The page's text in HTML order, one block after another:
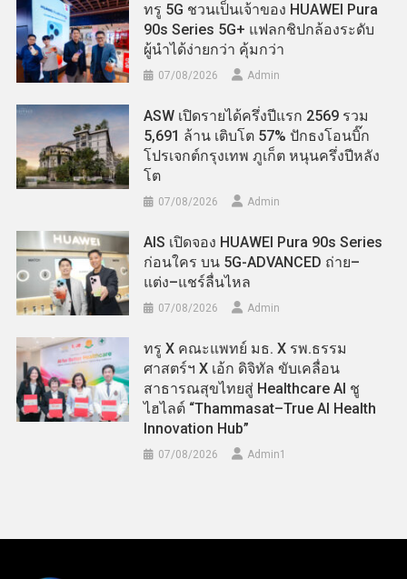
ทรู 5G ชวนเป็นเจ้าของ HUAWEI Pura
90s Series 5G+ แฟลกชิปกล้องระดับ
ผู้นำได้ง่ายกว่า คุ้มกว่า
07/08/2026 Admin
ASW เปิดรายได้ครึ่งปีแรก 2569 รวม
5,691 ล้าน เติบโต 57% ปักธงโอนบิ๊ก
โปรเจกต์กรุงเทพ ภูเก็ต หนุนครึ่งปีหลัง
โต
07/08/2026 Admin
AIS เปิดจอง HUAWEI Pura 90s Series
ก่อนใคร บน 5G-ADVANCED ถ่าย–
แต่ง–แชร์ลื่นไหล
07/08/2026 Admin
ทรู X คณะแพทย์ มธ. X รพ.ธรรม
ศาสตร์ฯ X เอ้ก ดิจิทัล ขับเคลื่อน
สาธารณสุขไทยสู่ Healthcare AI ชู
ไฮไลต์ “Thammasat–True AI Health
Innovation Hub”
07/08/2026 Admin​1